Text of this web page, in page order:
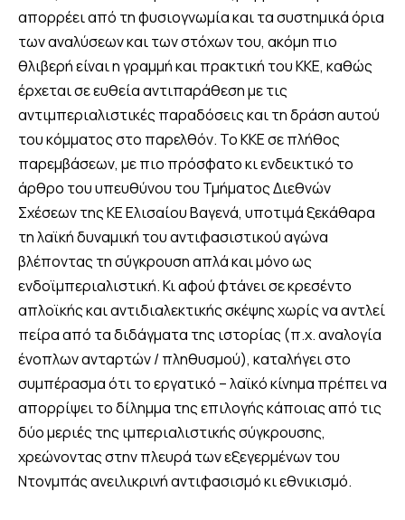
απορρέει από τη φυσιογνωμία και τα συστημικά όρια
των αναλύσεων και των στόχων του, ακόμη πιο
θλιβερή είναι η γραμμή και πρακτική του ΚΚΕ, καθώς
έρχεται σε ευθεία αντιπαράθεση με τις
αντιμπεριαλιστικές παραδόσεις και τη δράση αυτού
του κόμματος στο παρελθόν. Το ΚΚΕ σε πλήθος
παρεμβάσεων, με πιο πρόσφατο κι ενδεικτικό το
άρθρο του υπευθύνου του Τμήματος Διεθνών
Σχέσεων της ΚΕ Ελισαίου Βαγενά, υποτιμά ξεκάθαρα
τη λαϊκή δυναμική του αντιφασιστικού αγώνα
βλέποντας τη σύγκρουση απλά και μόνο ως
ενδοϊμπεριαλιστική. Κι αφού φτάνει σε κρεσέντο
απλοϊκής και αντιδιαλεκτικής σκέψης χωρίς να αντλεί
πείρα από τα διδάγματα της ιστορίας (π.χ. αναλογία
ένοπλων ανταρτών / πληθυσμού), καταλήγει στο
συμπέρασμα ότι το εργατικό – λαϊκό κίνημα πρέπει να
απορρίψει το δίλημμα της επιλογής κάποιας από τις
δύο μεριές της ιμπεριαλιστικής σύγκρουσης,
χρεώνοντας στην πλευρά των εξεγερμένων του
Ντονμπάς ανειλικρινή αντιφασισμό κι εθνικισμό.